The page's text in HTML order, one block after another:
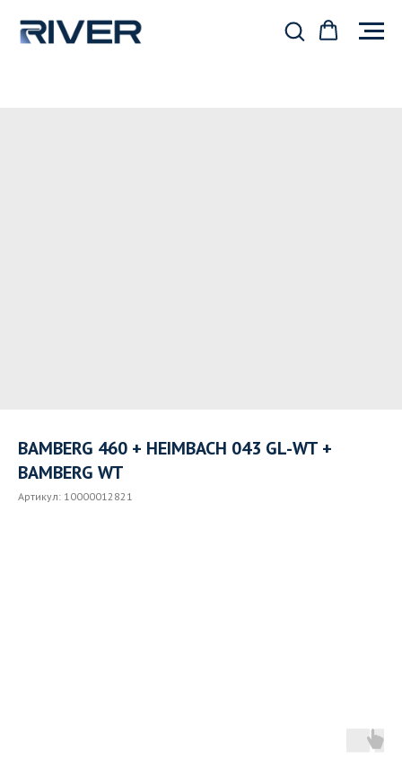
BAMBERG 460 + HEIMBACH 043 GL-WT +
BAMBERG WT
Артикул: 10000012821